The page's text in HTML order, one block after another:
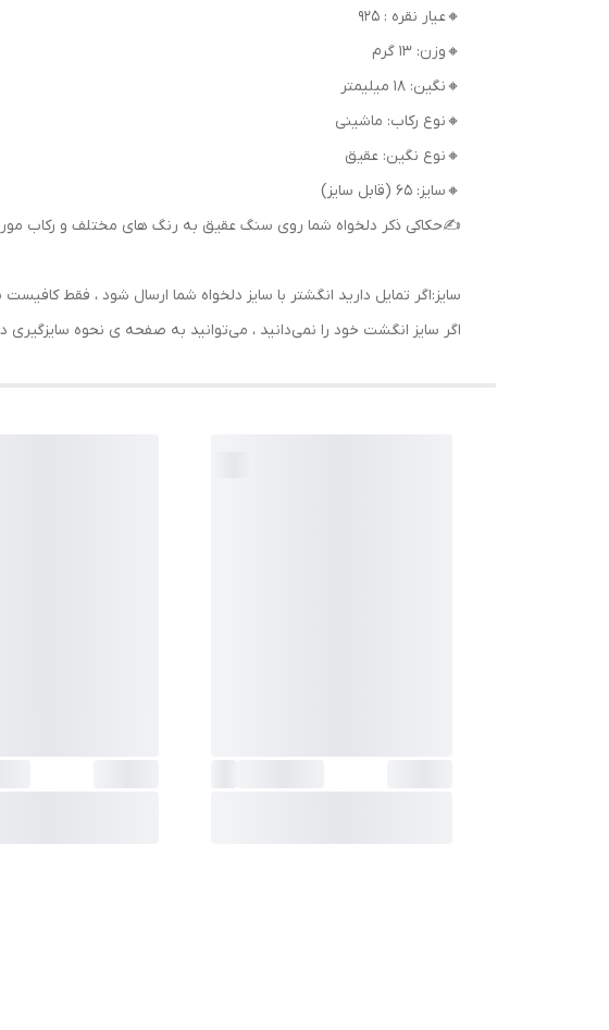
🔸عیار نقره : 925
🔸وزن: 13 گرم
🔸نگین: 18 میلیمتر
🔸نوع رکاب: ماشینی
🔸نوع نگین: عقیق
🔸سایز: 65 (قابل سایز)
✍حکاکی ذکر دلخواه شما روی سنگ عقیق به رنگ های مختلف و رکاب
سایز:اگر تمایل دارید انگشتر با سایز دلخواه شما ارسال شود ،
اگر سایز انگشت خود را نمی‌دانید ، می‌توانید به صفحه ی نحوه